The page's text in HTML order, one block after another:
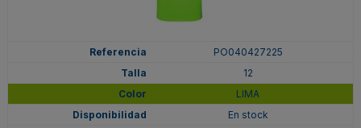
PO040427225
12
LIMA
En stock